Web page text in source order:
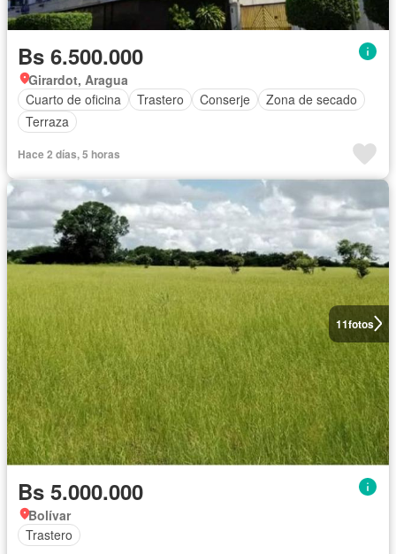
Bs 6.500.000
Girardot, Aragua
Cuarto de oficina
Trastero Conserje
Zona de secado
Terraza
Hace 2 días, 5 horas
11fotos
Bs 5.000.000
Bolívar
Trastero